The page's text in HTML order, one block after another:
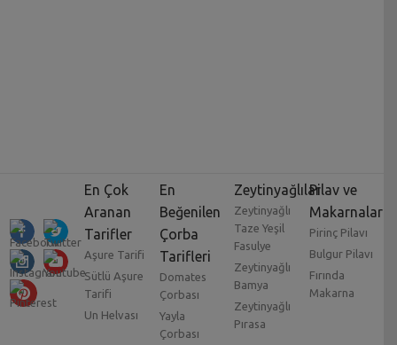
En Çok
Aranan
Tarifler
Aşure Tarifi
Sütlü Aşure
Tarifi
Un Helvası
En
Beğenilen
Çorba
Tarifleri
Domates
Çorbası
Yayla
Çorbası
Zeytinyağlılar
Zeytinyağlı
Taze Yeşil
Fasulye
Zeytinyağlı
Bamya
Zeytinyağlı
Pırasa
Pilav ve
Makarnalar
Pirinç Pilavı
Bulgur Pilavı
Fırında
Makarna